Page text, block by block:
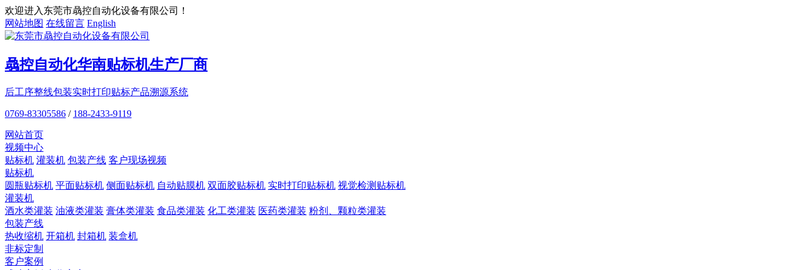
欢迎进入东莞市骉控自动化设备有限公司！
网站地图 在线留言 English
骉控自动化华南贴标机生产厂商
后工序整线包装实时打印贴标产品溯源系统
0769-83305586 / 188-2433-9119
网站首页
视频中心
贴标机 灌装机 包装产线 客户现场视频
贴标机
圆瓶贴标机 平面贴标机 侧面贴标机 自动贴膜机 双面胶贴标机 实时打印贴标机 视觉检测贴标机
灌装机
酒水类灌装 油液类灌装 膏体类灌装 食品类灌装 化工类灌装 医药类灌装 粉剂、颗粒类灌装
包装产线
热收缩机 开箱机 封箱机 装盒机
非标定制
客户案例